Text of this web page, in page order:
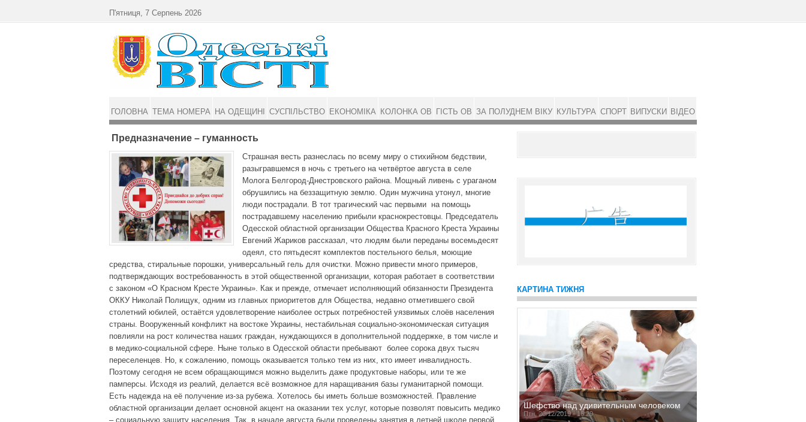
Предназначение – гуманность
Страшная весть разнеслась по всему миру о стихийном бедствии,
разыгравшемся в ночь с третьего на четвёртое августа в селе
Молога Белгород-Днестровского района. Мощный ливень с ураганом
обрушились на беззащитную землю. Один мужчина утонул, многие
люди пострадали. В тот трагический час первыми на помощь
пострадавшему населению прибыли краснокрестовцы. Председатель
Одесской областной организации Общества Красного Креста Украины
Евгений Жариков рассказал, что людям были переданы восемьдесят
одеял, сто пятьдесят комплектов постельного белья, моющие
средства, стиральные порошки, универсальный гель для очистки. Можно привести много примеров,
подтверждающих востребованность в этой общественной организации, которая работает в соответствии
с законом «О Красном Кресте Украины». Как и прежде, отмечает исполняющий обязанности Президента
ОККУ Николай Полищук, одним из главных приоритетов для Общества, недавно отметившего свой
столетний юбилей, остаётся удовлетворение наиболее острых потребностей уязвимых слоёв населения
страны. Вооруженный конфликт на востоке Украины, нестабильная социально-экономическая ситуация
повлияли на рост количества наших граждан, нуждающихся в дополнительной поддержке, в том числе и
в медико-социальной сфере. Ныне только в Одесской области пребывают более сорока двух тысяч
переселенцев. Но, к сожалению, помощь оказывается только тем из них, кто имеет инвалидность.
Поэтому сегодня не всем обращающимся можно выделить даже продуктовые наборы, или те же
памперсы. Исходя из реалий, делается всё возможное для наращивания базы гуманитарной помощи.
Есть надежда на её получение из-за рубежа. Хотелось бы иметь больше возможностей. Правление
областной организации делает основной акцент на оказании тех услуг, которые позволят повысить медико
– социальную защиту населения. Так, в начале августа были проведены занятия в летней школе первой
КАРТИНА ТИЖНЯ
Шефство над удивительным человеком
Птн, 20/12/2019 - 16:29
П'ятниця, 7 Серпень 2026
ГОЛОВНА ТЕМА НОМЕРА НА ОДЕЩИНІ СУСПІЛЬСТВО ЕКОНОМІКА КОЛОНКА ОВ ГІСТЬ ОВ ЗА ПОЛУДНЕМ ВІКУ КУЛЬТУРА СПОРТ ВИПУСКИ ВІДЕО